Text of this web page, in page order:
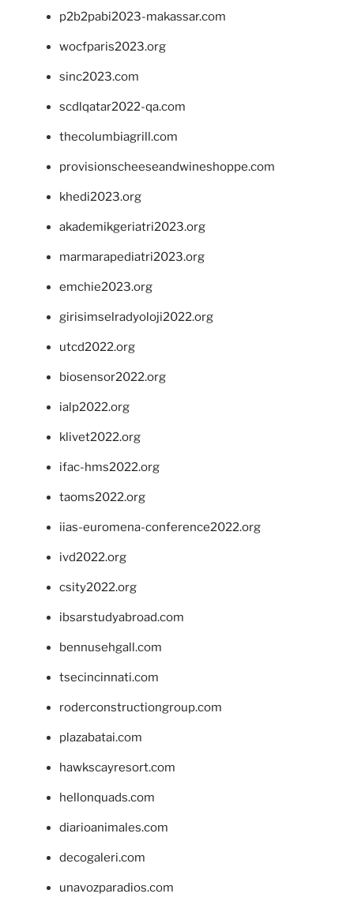
p2b2pabi2023-makassar.com
wocfparis2023.org
sinc2023.com
scdlqatar2022-qa.com
thecolumbiagrill.com
provisionscheeseandwineshoppe.com
khedi2023.org
akademikgeriatri2023.org
marmarapediatri2023.org
emchie2023.org
girisimselradyoloji2022.org
utcd2022.org
biosensor2022.org
ialp2022.org
klivet2022.org
ifac-hms2022.org
taoms2022.org
iias-euromena-conference2022.org
ivd2022.org
csity2022.org
ibsarstudyabroad.com
bennusehgall.com
tsecincinnati.com
roderconstructiongroup.com
plazabatai.com
hawkscayresort.com
hellonquads.com
diarioanimales.com
decogaleri.com
unavozparadios.com